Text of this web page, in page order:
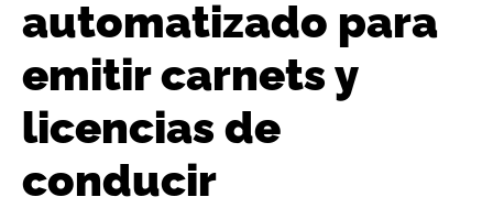
automatizado para
emitir carnets y
licencias de
conducir